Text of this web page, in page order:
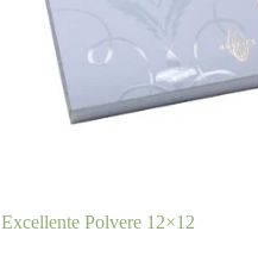
Excellente Polvere 12×12